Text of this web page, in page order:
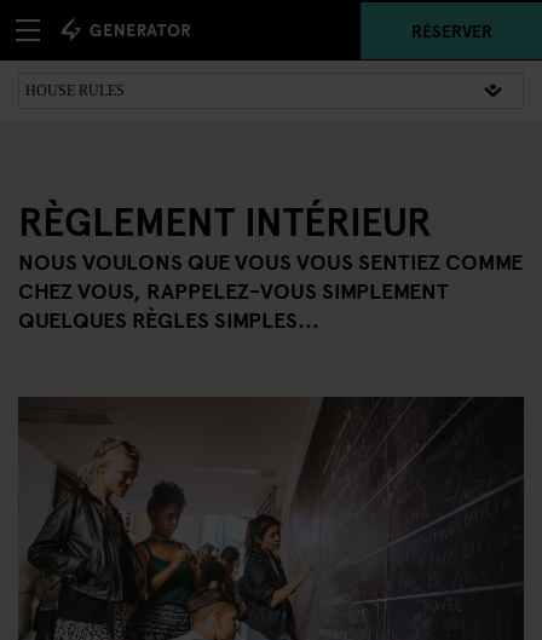
RÉSERVER
RÈGLEMENT INTÉRIEUR
NOUS VOULONS QUE VOUS VOUS SENTIEZ COMME
CHEZ VOUS, RAPPELEZ-VOUS SIMPLEMENT
QUELQUES RÈGLES SIMPLES...